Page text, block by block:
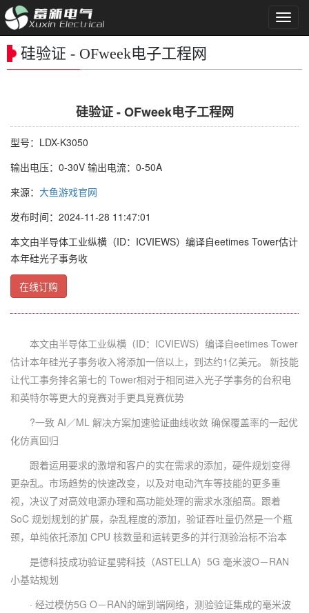
导
航
硅验证 - OFweek电子工程网
硅验证 - OFweek电子工程网
型号：LDX-K3050
输出电压：0-30V 输出电流：0-50A
来源： 大鱼游戏官网
发布时间：2024-11-28 11:47:01
本文由半导体工业纵横（ID：ICVIEWS）编译自eetimes Tower估计
本年硅光子事务收
在线订购
本文由半导体工业纵横（ID：ICVIEWS）编译自eetimes Tower
估计本年硅光子事务收入将添加一倍以上，到达约1亿美元。 新技能
让代工事务排名第七的 Tower相对于相同进入光子学事务的台积电
和英特尔等更大的竞赛对手更具竞赛优势
?一致 AI／ML 解决方案加速验证曲线收敛 确保覆盖率的一起优
化仿真回归
跟着运用要求的激增和客户的实在需求的添加，硬件规划变得
更杂乱。市场趋势的快速改变，以及对电动汽车等技能的更多重
视，决议了对高效电源办理和高功能处理的需求水涨船高。跟着
SoC 规划规划的扩展，杂乱程度的添加，验证吞吐量仍然是一个瓶
颈，单纯依托添加 CPU 核数量和运转更多的并行测验治标不治本
是德科技成功验证星骋科技（ASTELLA）5G 毫米波O－RAN
小基站规划
· 经过模仿5G O－RAN的端到端网络，测验验证集成的毫米波